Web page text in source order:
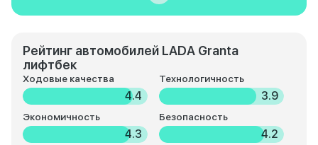
Рейтинг автомобилей LADA Granta
лифтбек
Ходовые качества
4.4
Технологичность
3.9
Экономичность
4.3
Безопасность
4.2